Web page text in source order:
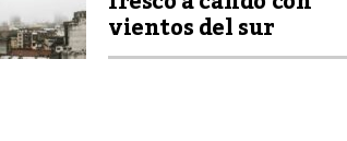
vientos del sur